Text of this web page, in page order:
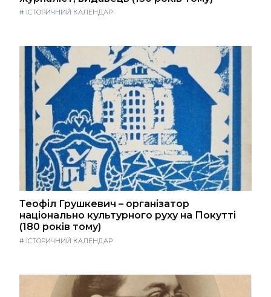
# ІСТОРИЧНИЙ КАЛЕНДАР
Теофіл Грушкевич – організатор
національно культурного руху на Покутті
(180 років тому)
# ІСТОРИЧНИЙ КАЛЕНДАР